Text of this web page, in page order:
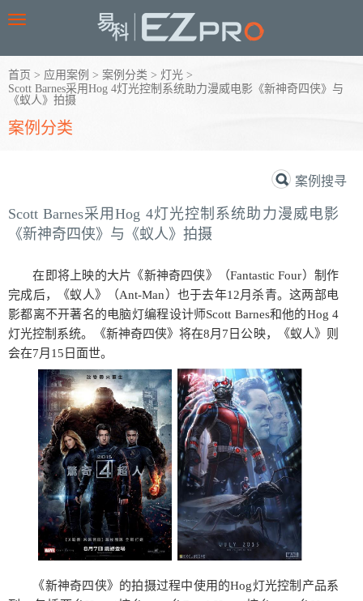
Toggle
首页 > 应用案例 > 案例分类 > 灯光 >
Scott Barnes采用Hog 4灯光控制系统助力漫威电影《新神奇四侠》与
《蚁人》拍摄
案例分类
案例搜寻
Scott Barnes采用Hog 4灯光控制系统助力漫威电影
《新神奇四侠》与《蚁人》拍摄
在即将上映的大片《新神奇四侠》（Fantastic Four）制作
完成后，《蚁人》（Ant-Man）也于去年12月杀青。这两部电
影都离不开著名的电脑灯编程设计师Scott Barnes和他的Hog 4
灯光控制系统。《新神奇四侠》将在8月7日公映，《蚁人》则
会在7月15日面世。
《新神奇四侠》的拍摄过程中使用的Hog灯光控制产品系